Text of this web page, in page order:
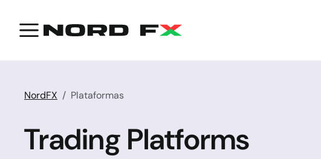
NordFX Plataformas
Trading Platforms